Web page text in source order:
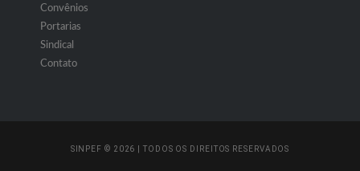
Convênios
Portarias
Sindical
Contato
SINPEF © 2026 | TODOS OS DIREITOS RESERVADOS